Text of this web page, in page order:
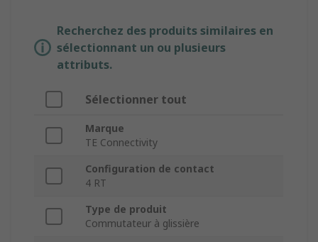
Recherchez des produits similaires en
sélectionnant un ou plusieurs
attributs.
Sélectionner tout
Marque
TE Connectivity
Configuration de contact
4 RT
Type de produit
Commutateur à glissière